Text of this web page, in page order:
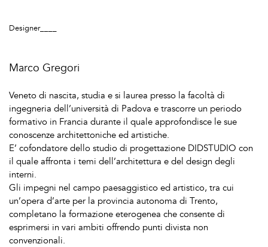
Designer____
Marco Gregori
Veneto di nascita, studia e si laurea presso la facoltà di
ingegneria dell’università di Padova e trascorre un periodo
formativo in Francia durante il quale approfondisce le sue
conoscenze architettoniche ed artistiche.
E’ cofondatore dello studio di progettazione DIDSTUDIO con
il quale affronta i temi dell’architettura e del design degli
interni.
Gli impegni nel campo paesaggistico ed artistico, tra cui
un’opera d’arte per la provincia autonoma di Trento,
completano la formazione eterogenea che consente di
esprimersi in vari ambiti offrendo punti divista non
convenzionali.